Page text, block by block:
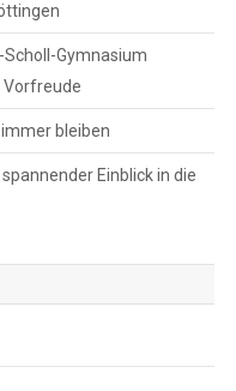
Gymnasium
Vorfreude
bleiben
Einblick in die